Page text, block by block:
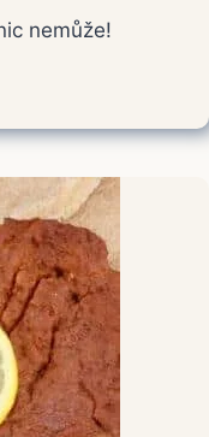
nemůže!